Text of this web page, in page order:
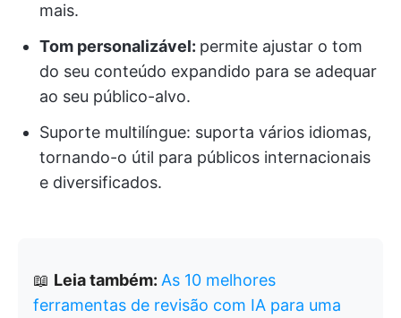
mais.
Tom personalizável: permite ajustar o tom
do seu conteúdo expandido para se adequar
ao seu público-alvo.
Suporte multilíngue: suporta vários idiomas,
tornando-o útil para públicos internacionais
e diversificados.
📖 Leia também: As 10 melhores
ferramentas de revisão com IA para uma